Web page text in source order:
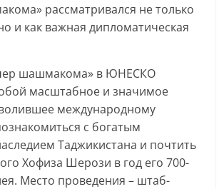
рассматривался не только
и как важная дипломатическая
шашмакома» в ЮНЕСКО
масштабное и значимое
международному
с богатым
Таджикистана и почтить
Хофиза Шерози в год его 700-
Место проведения – штаб-